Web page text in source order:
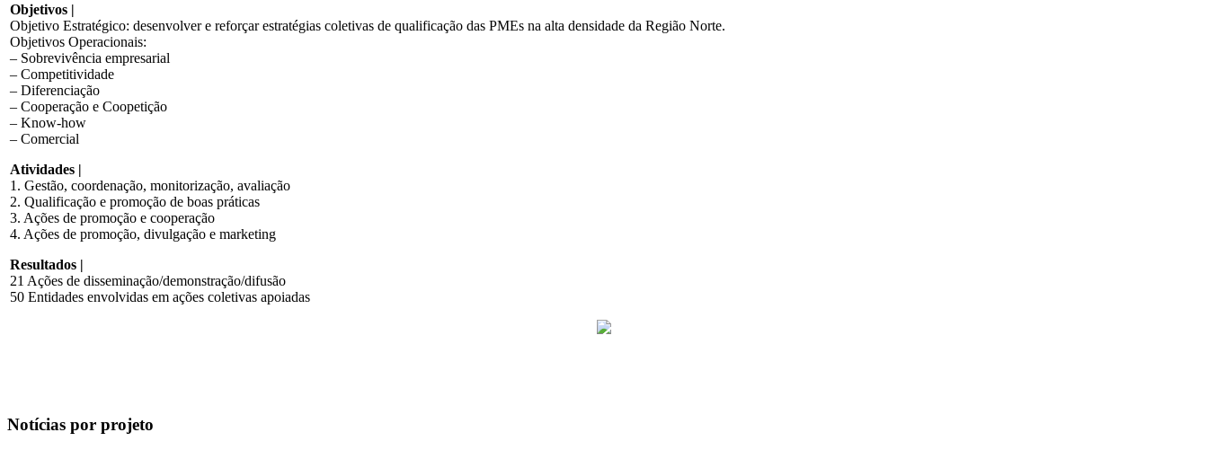
Objetivos |
Objetivo Estratégico: desenvolver e reforçar estratégias coletivas de qualificação das PMEs na alta densidade da Região Norte.
Objetivos Operacionais:
– Sobrevivência empresarial
– Competitividade
– Diferenciação
– Cooperação e Coopetição
– Know-how
– Comercial
Atividades |
1. Gestão, coordenação, monitorização, avaliação
2. Qualificação e promoção de boas práticas
3. Ações de promoção e cooperação
4. Ações de promoção, divulgação e marketing
Resultados |
21 Ações de disseminação/demonstração/difusão
50 Entidades envolvidas em ações coletivas apoiadas
Notícias por projeto